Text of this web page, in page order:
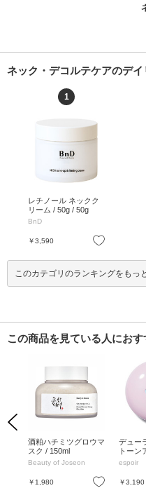
ネック・デコルテケアのデ
1
レチノール ネックク
リーム / 50g / 50g
BnD
￥3,590
このカテゴリのランキングをもっ
この商品を見ている人におす
Previous
お気に入り
酒粕ハチミツグロウマ
スク / 150ml
Beauty of Joseon
￥1,980 お気
デュー
トーン
ン /
スノー
espoir
￥3,190